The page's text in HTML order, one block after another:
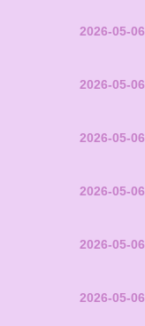
2026-05-06
2026-05-06
2026-05-06
2026-05-06
2026-05-06
2026-05-06